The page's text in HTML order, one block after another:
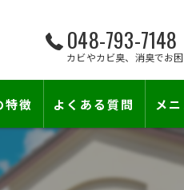
048-793-7148
カビやカビ臭、消臭でお
特徴
ビ
よくある質問 メ